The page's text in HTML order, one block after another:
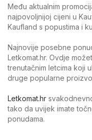
Među aktualnim
najpovoljnijoj cijeni u
Kaufland s popustima i
Najnovije posebne
Letkomat.hr. Ovdje
trenutačnim letcima koji
druge popularne
Letkomat.hr
tako da uvijek imate
ponudama.